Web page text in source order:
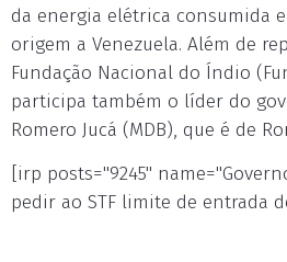
da energia elétrica consumida
origem a Venezuela. Além de
Fundação Nacional do Índio
participa também o líder do
Romero Jucá (MDB), que é de
[irp posts="9245"
pedir ao STF limite de entrada